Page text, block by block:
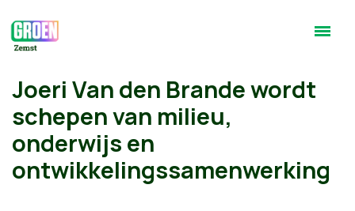
Joeri Van den Brande wordt
schepen van milieu,
onderwijs en
ontwikkelingssamenwerking